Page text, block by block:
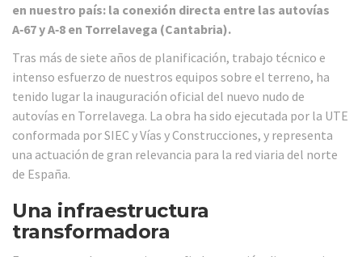
en nuestro país: la conexión directa entre las autovías
A‑67 y A‑8 en Torrelavega (Cantabria).
Tras más de siete años de planificación, trabajo técnico e
intenso esfuerzo de nuestros equipos sobre el terreno, ha
tenido lugar la inauguración oficial del nuevo nudo de
autovías en Torrelavega. La obra ha sido ejecutada por la UTE
conformada por SIEC y Vías y Construcciones, y representa
una actuación de gran relevancia para la red viaria del norte
de España.
Una infraestructura
transformadora